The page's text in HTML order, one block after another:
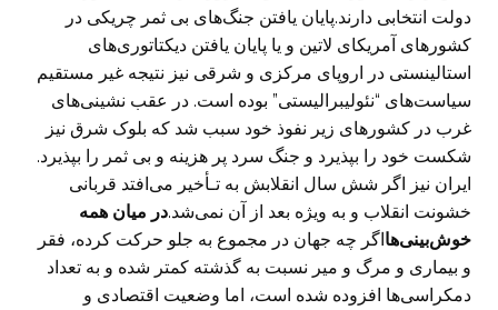
دولت انتخابی دارند.پایان یافتن جنگ‌های بی ثمر چریکی در
کشورهای آمریکای لاتین و یا پایان یافتن دیکتاتوری‌های
استالینستی در اروپای مرکزی و شرقی نیز نتیجه غیر مستقیم
سیاست‌های “نئولیبرالیستی” بوده است. در عقب نشینی‌های
غرب در کشورهای زیر نفوذ خود سبب شد که بلوک شرق نیز
شکست خود را بپذیرد و جنگ سرد پر هزینه و بی ثمر را بپذیرد.
ایران نیز اگر شش سال انقلابش به تـأخیر می‌افتد قربانی
خشونت انقلاب و به ویژه بعد از آن نمی‌شد.در میان همه
خوش‌بینی‌هااگر چه جهان در مجموع به جلو حرکت کرده، فقر
و بیماری و مرگ و میر نسبت به گذشته کمتر شده و به تعداد
دمکراسی‌ها افزوده شده است، اما وضعیت اقتصادی و